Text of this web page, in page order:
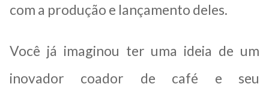
com a produção e lançamento deles.
Você já imaginou ter uma ideia de um
inovador coador de café e seu